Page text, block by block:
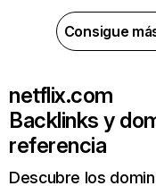
Consigue
netflix.com
Backlinks y
referencia
Descubre los